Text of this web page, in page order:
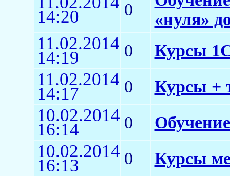
14:20 0
«нуля»
11.02.2014
14:19 0 Курсы
11.02.2014
14:17 0 Курсы +
10.02.2014
16:14 0
10.02.2014
16:13 0 Курсы